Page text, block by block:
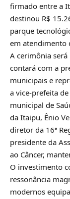
firmado entre a
destinou R$
parque
em atendimento
A cerimônia será
contará com a
municipais e
a vice-prefeita
municipal de
da Itaipu, Ênio
diretor da 16ª
presidente da
ao Câncer,
O investimento
ressonância
modernos